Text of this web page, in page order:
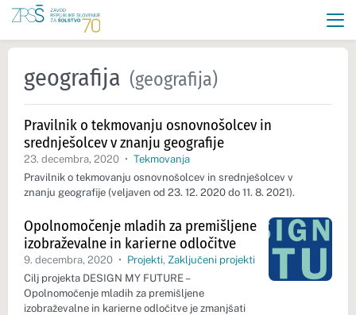
geografija (geografija)
Pravilnik o tekmovanju osnovnošolcev in
srednješolcev v znanju geografije
23. decembra, 2020 • Tekmovanja
Pravilnik o tekmovanju osnovnošolcev in srednješolcev v
znanju geografije (veljaven od 23. 12. 2020 do 11. 8. 2021).
Opolnomočenje mladih za premišljene
izobraževalne in karierne odločitve
9. decembra, 2020 • Projekti, Zaključeni projekti
Cilj projekta DESIGN MY FUTURE –
Opolnomočenje mladih za premišljene
izobraževalne in karierne odločitve je zmanjšati